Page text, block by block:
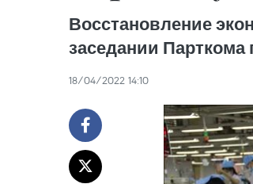
Восстановление
заседании Парткома
18/04/2022 14:10